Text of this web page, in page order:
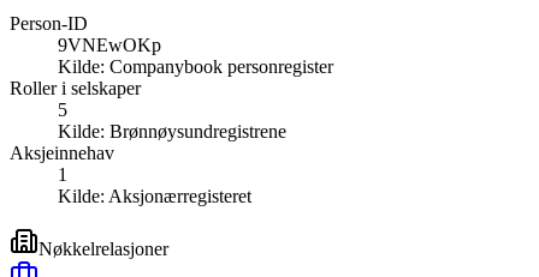
Person-ID
9VNEwOKp
Kilde: Companybook personregister
Roller i selskaper
5
Kilde: Brønnøysundregistrene
Aksjeinnehav
1
Kilde: Aksjonærregisteret
Nøkkelrelasjoner